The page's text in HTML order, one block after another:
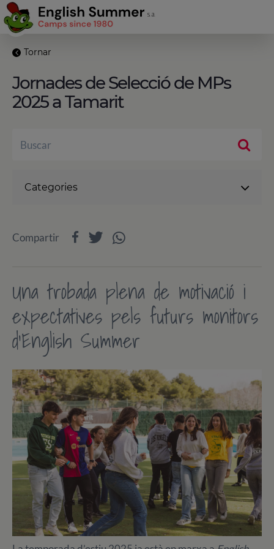
Tornar
Jornades de Selecció de MPs
2025 a Tamarit
Una trobada plena de motivació i
expectatives pels futurs monitors
d’English Summer
Categories
Compartir